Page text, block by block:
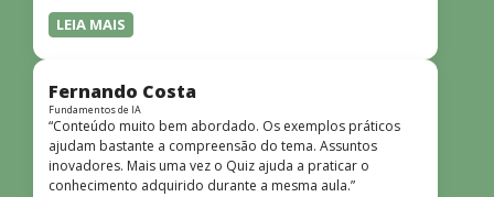
LEIA MAIS
Fernando Costa
Fundamentos de IA
“Conteúdo muito bem abordado. Os exemplos práticos
ajudam bastante a compreensão do tema. Assuntos
inovadores. Mais uma vez o Quiz ajuda a praticar o
conhecimento adquirido durante a mesma aula.”